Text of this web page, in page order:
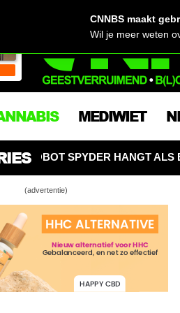
MEDIWIET
ALS EEN SPIN BOVEN
(advertentie)
Black
Banana
CNNBS maakt
Wil je meer weten